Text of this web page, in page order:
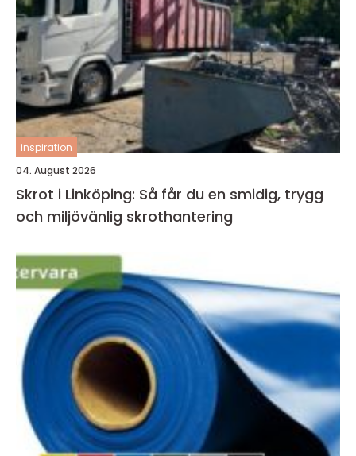
inspiration
04. August 2026
Skrot i Linköping: Så får du en smidig, trygg
och miljövänlig skrothantering